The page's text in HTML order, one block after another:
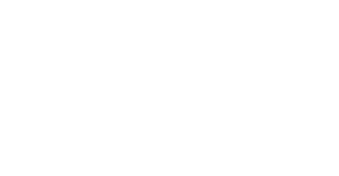
принимает мат. капитал по
не работает с опекой.По
индивидуальное рассмотрение
сделки.